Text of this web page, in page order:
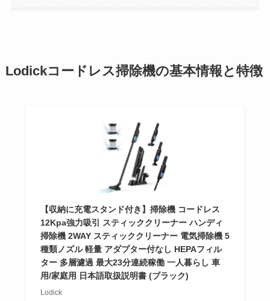
Lodickコードレス掃除機の基本情報と特徴
【収納に充電スタンド付き】掃除機 コードレス
12Kpa強力吸引 スティッククリーナー ハンディ
掃除機 2WAY スティッククリーナー 電気掃除機 5
種類ノズル 軽量 アダプター付なし HEPAフィル
ター 多層濾過 最大23分連続稼働 一人暮らし 車
用/家庭用 日本語取扱説明書 (ブラック)
Lodick